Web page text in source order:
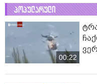
პოპულარული
00:22